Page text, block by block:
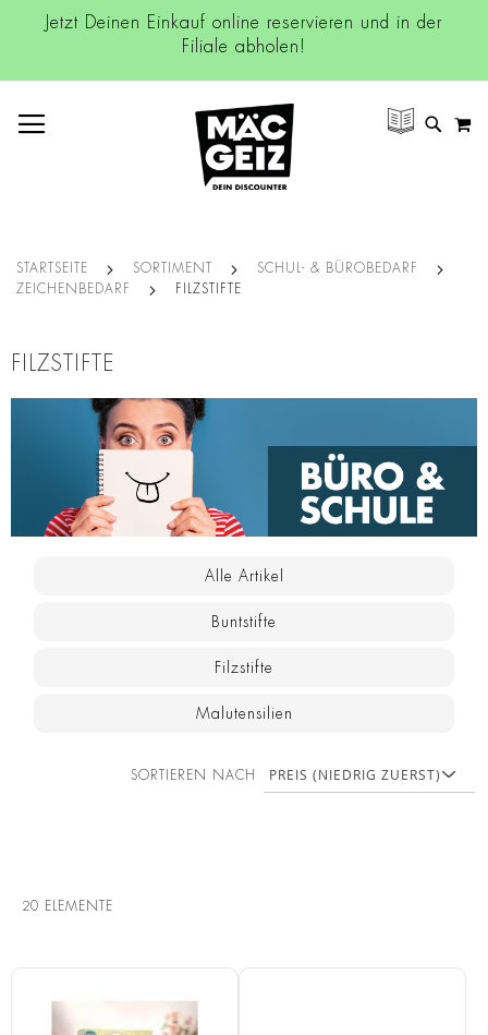
Jetzt Deinen Einkauf online reservieren und in der
Filiale abholen!
SUCHE
STARTSEITE SORTIMENT
SCHUL- & BÜROBEDARF
ZEICHENBEDARF
FILZSTIFTE
FILZSTIFTE
Alle Artikel
Buntstifte
Filzstifte
Malutensilien
20 ELEMENTE
SORTIEREN NACH